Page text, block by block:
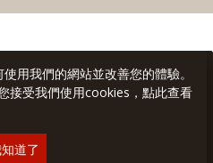
用我們的網站並改善您的體驗。
接受我們使用cookies，點此查看
道了